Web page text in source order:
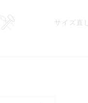
サイズ直し